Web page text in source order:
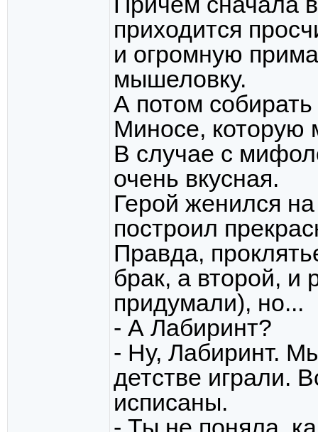
приходится
и огромную
мышеловку.
А потом
Миносе, которую
В случае с
очень вкусная.
Герой женился
построил
Правда,
брак, а второй, и
придумали), но...
- А Лабиринт?
- Ну, Лабиринт.
детстве играли.
исписаны.